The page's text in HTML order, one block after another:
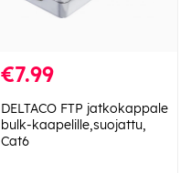
€7.99
DELTACO FTP jatkokappale
bulk-kaapelille,suojattu,
Cat6